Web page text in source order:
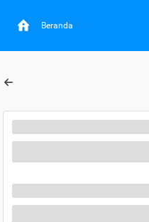
Beranda